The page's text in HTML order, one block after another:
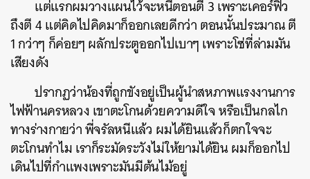
แต่แรกผมวางแผนไว้จะหนีตอนตี 3 เพราะเคอร์ฟิว
ถึงตี 4 แต่คิดไปคิดมาก็ออกเลยดีกว่า ตอนนั้นประมาณ ตี
1 กว่าๆ ก็ค่อยๆ ผลักประตูออกไปเบาๆ เพราะโซ่ที่ล่ามมัน
เสียงดัง
ปรากฏว่าน้องที่ถูกขังอยู่เป็นผู้นำสหภาพแรงงานการ
ไฟฟ้านครหลวง เขาตะโกนด้วยความดีใจ หรือเป็นกลไก
ทางร่างกายว่า พี่จรัลหนีแล้ว ผมได้ยินแล้วก็ตกใจจะ
ตะโกนทำไม เราก็ระมัดระวังไม่ให้ยามได้ยิน ผมก็ออกไป
เดินไปที่กำแพงเพราะมันมีต้นไม้อยู่